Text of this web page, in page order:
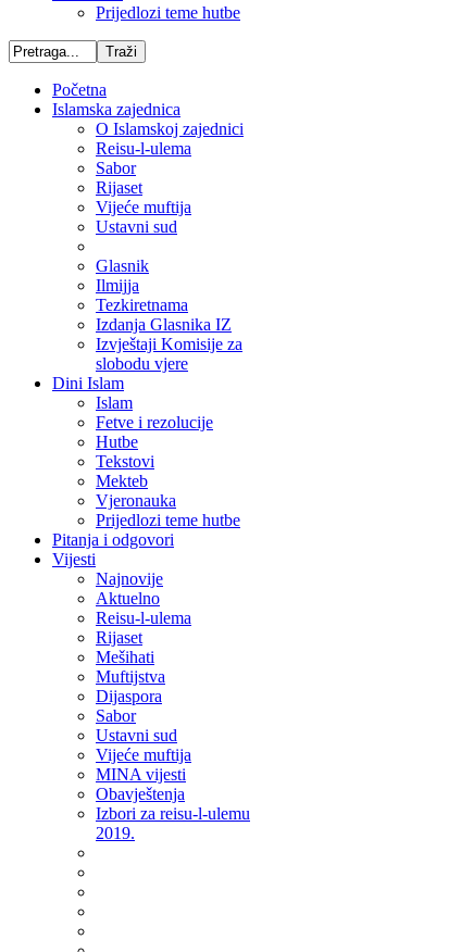
Prijedlozi teme hutbe
Početna
Islamska zajednica
O Islamskoj zajednici
Reisu-l-ulema
Sabor
Rijaset
Vijeće muftija
Ustavni sud
Glasnik
Ilmijja
Tezkiretnama
Izdanja Glasnika IZ
Izvještaji Komisije za
slobodu vjere
Dini Islam
Islam
Fetve i rezolucije
Hutbe
Tekstovi
Mekteb
Vjeronauka
Prijedlozi teme hutbe
Pitanja i odgovori
Vijesti
Najnovije
Aktuelno
Reisu-l-ulema
Rijaset
Mešihati
Muftijstva
Dijaspora
Sabor
Ustavni sud
Vijeće muftija
MINA vijesti
Obavještenja
Izbori za reisu-l-ulemu
2019.